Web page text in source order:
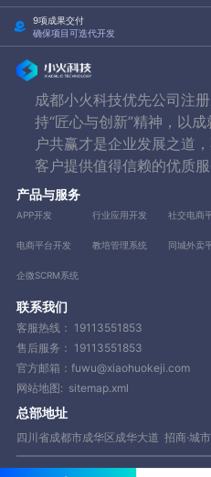
9项成果交付
确保项目可迭代开发
成都小火科技优先公司注
持“匠心与创新”精神，以
户共赢才是企业发展之道
客户提供值得信赖的优质服
产品与服务
APP开发 行业应用开发 社交电商
电商平台开发 教培管理系统 同城外卖
企微SCRM系统
联系我们
客服热线： 19113551853
售后服务： 19113551853
官方邮箱：fuwu@xiaohuokeji.com
网站地图: sitemap.xml
总部地址
四川省成都市成华区成华大道 招商·城
Copyright © 2013-2023 成都小火科